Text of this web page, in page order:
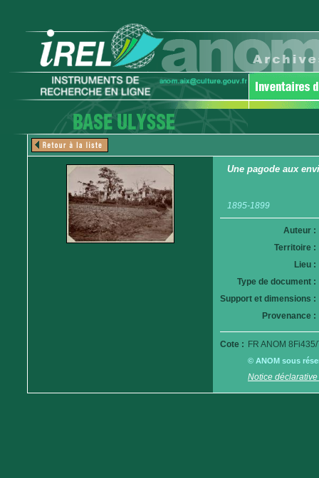
Une pagode aux
1895-1899
Auteur :
Territoire :
Lieu :
Type de document :
Support et dimensions :
Provenance :
Cote : FR ANOM
© ANOM sous
Notice